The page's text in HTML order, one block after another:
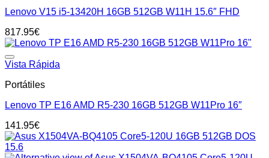
Lenovo V15 i5-13420H 16GB 512GB W11H 15.6″ FHD
817.95€
Vista Rápida
Portátiles
Lenovo TP E16 AMD R5-230 16GB 512GB W11Pro 16″
141.95€